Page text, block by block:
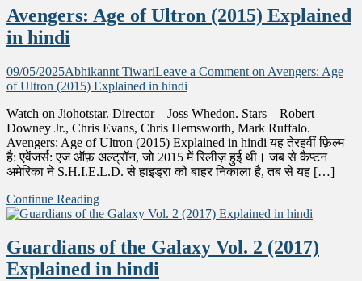
Avengers: Age of Ultron (2015) Explained
in hindi
09/05/2025Abhikannt TiwariLeave a Comment on Avengers: Age
of Ultron (2015) Explained in hindi
Watch on Jiohotstar. Director – Joss Whedon. Stars – Robert
Downey Jr., Chris Evans, Chris Hemsworth, Mark Ruffalo.
Avengers: Age of Ultron (2015) Explained in hindi यह तेरहवीं फ़िल्म
है: एवेंजर्स: एज ऑफ़ अल्ट्रॉन, जो 2015 में रिलीज़ हुई थी। जब से कैप्टन
अमेरिका ने S.H.I.E.L.D. से हाइड्रा को बाहर निकाला है, तब से यह […]
Continue Reading
Guardians of the Galaxy Vol. 2 (2017)
Explained in hindi